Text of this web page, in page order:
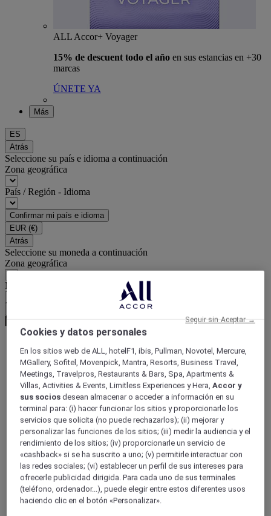
ALL Accor+ Voyager
15% de descuent todo el año en sus estancias en +30
marcas
ÚNETE YA
Más
ES
Atrás
Seleccione su país e idioma a continuación
Zona geográfica
País / Región - Idioma
Confirmar mi país e idioma
EUR (€)
Atrás
Seleccione su moneda a continuación
Zona geográfica
Moneda
Página de inicio
Guía de viaje
Crea un impacto positivo
Viñedos de Mendoza
Cookies y datos personales
En los sitios web de ALL, hotelF1, ibis, Pullman, Novotel, Mercure,
MGallery, Sofitel, Movenpick, Mantra, Resorts, Business Travel,
Meetings, Travelpros, Restaurants & Bars, Spa, Apartments &
Villas, Activities & Events, Limitless Experiences y Hera,Accor y
sus socios desean almacenar o acceder a información en su
terminal para: (i) hacer funcionar los sitios y proporcionarle los
servicios que solicita (no puede rechazarlos); (ii) mejorar y
personalizar las funciones de los sitios; (iii) medir la audiencia y el
rendimiento de los sitios; (iv) proporcionarle un servicio de
«cashback» si se ha suscrito a uno; (v) permitirle interactuar con
las redes sociales; (vi) establecer un perfil de sus intereses para
ofrecerle publicidad dirigida. Para cada uno de sus terminales
(teléfono, ordenador...), puede elegir entre estos diferentes usos
haciendo clic en el botón «Personalizar».
Seguir sin Aceptar →